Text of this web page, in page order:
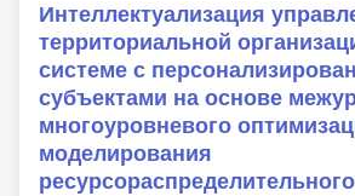
Интеллектуализация
территориальной
системе с
субъектами на основе
многоуровневого
моделирования